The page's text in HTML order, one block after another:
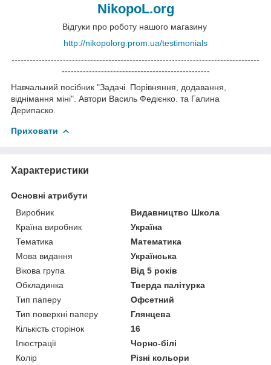
NikopoL.org
Відгуки про роботу нашого магазину
http://nikopolorg.prom.ua/testimonials
----------------------------------------------------------------------------------
-------------------------------------------------
Навчальний посібник "Задачі. Порівняння, додавання,
віднімання міні". Автори Василь Федієнко. та Галина
Дерипаско.
Приховати
Характеристики
Основні атрибути
Виробник
Видавництво Школа
Країна виробник
Україна
Тематика
Математика
Мова видання
Українська
Вікова група
Від 5 років
Обкладинка
Тверда палітурка
Тип паперу
Офсетний
Тип поверхні паперу
Глянцева
Кількість сторінок
16
Ілюстрації
Чорно-білі
Колір
Різні кольори